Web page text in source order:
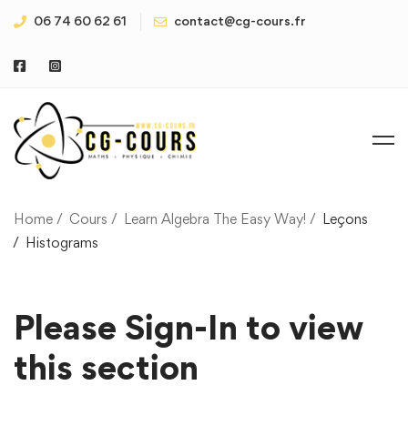
06 74 60 62 61 contact@cg-cours.fr
Home Cours Learn Algebra The Easy Way!
Leçons
Histograms
Please Sign-In to view
this section